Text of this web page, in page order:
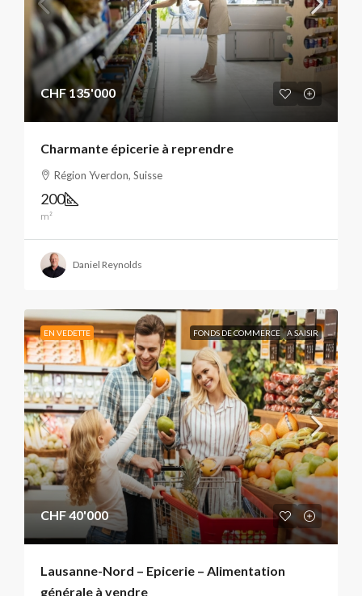
CHF 135'000
Charmante épicerie à reprendre
Région Yverdon, Suisse
200
m²
Daniel Reynolds
EN VEDETTE FONDS DE COMMERCE A SAISIR
CHF 40'000
Lausanne-Nord – Epicerie – Alimentation
générale à vendre